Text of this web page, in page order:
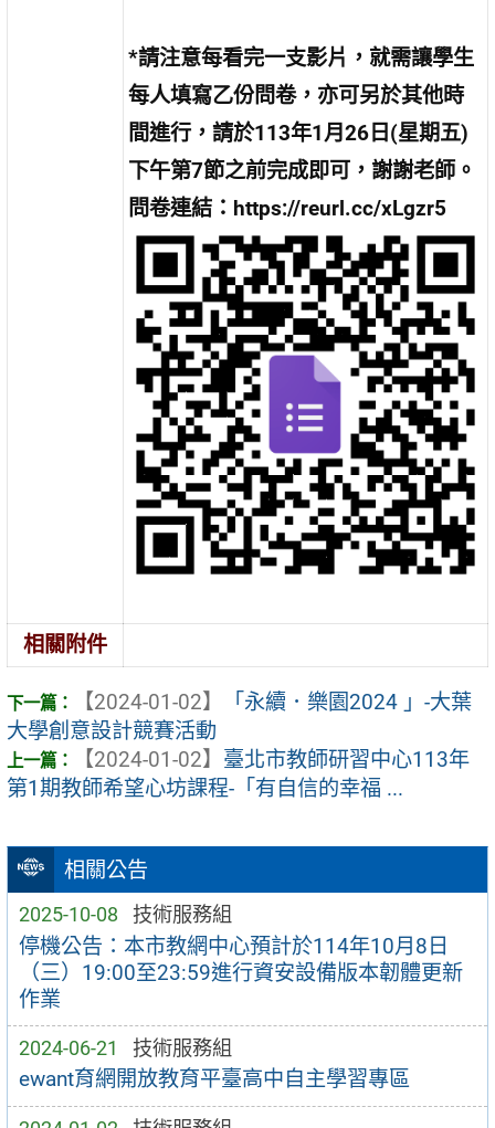
相關公告
2025-10-08 技術服務組
停機公告：本市教網中心預計於114年10月8日
（三）19:00至23:59進行資安設備版本韌體更新
作業
2024-06-21 技術服務組
ewant育網開放教育平臺高中自主學習專區
*請注意每看完一支影片，就需讓學生
每人填寫乙份問卷，亦可另於其他時
間進行，請於113年1月26日(星期五)
下午第7節之前完成即可，謝謝老師。
問卷連結：https://reurl.cc/xLgzr5
相關附件
【2024-01-02】
「永續．樂園2024 」-大葉
大學創意設計競賽活動
【2024-01-02】 臺北市教師研習中心113年
第1期教師希望心坊課程-「有自信的幸福 ...